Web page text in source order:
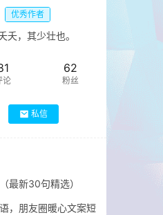
优秀作者
夭，其少壮也。
论
62
粉丝
私信
最新30句精选）
，朋友圈暖心文案短